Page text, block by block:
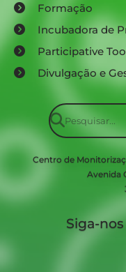
Formação
Incubadora de
Participative
Divulgação e
Centro de
Avenida
Siga-